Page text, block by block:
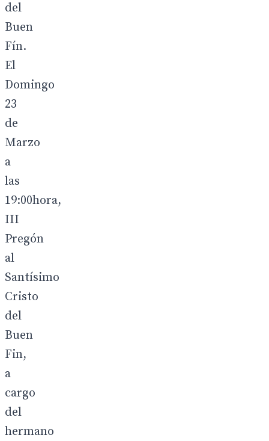
del
Buen
Fín.
El
Domingo
23
de
Marzo
a
las
19:00hora,
III
Pregón
al
Santísimo
Cristo
del
Buen
Fin,
a
cargo
del
hermano